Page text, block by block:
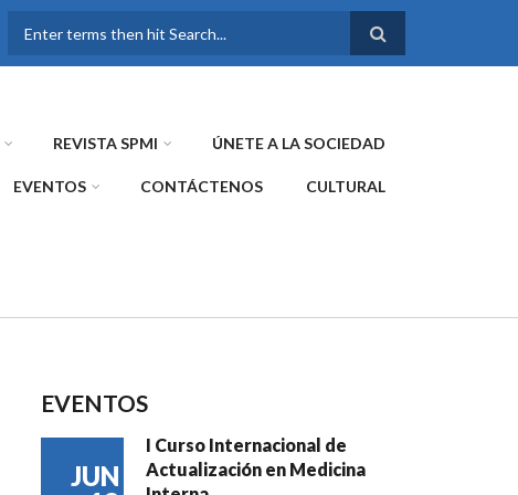
FORMULARIO DE
REVISTA SPMI ÚNETE A LA SOCIEDAD
EVENTOS CONTÁCTENOS CULTURAL
EVENTOS
JUN
I Curso Internacional de
Actualización en Medicina